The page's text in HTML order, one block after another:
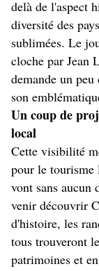
delà de l'aspect
diversité des
sublimées. Le
cloche par Jean
demande un
son
Un coup de
local
Cette visibilité
pour le tourisme
vont sans aucun
venir découvrir
d'histoire, les
tous trouveront
patrimoines et